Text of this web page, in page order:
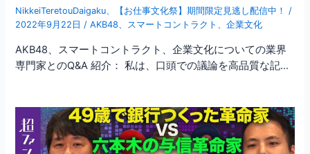
NikkeiTeretouDaigaku、 【お仕事文化祭】期間限定見逃し配信中！ /
2022年9月22日 /AKB48、 スマートコントラクト 、企業文化
AKB48、スマートコントラクト、企業文化についての業界
専門家とのQ&A 紹介： 私は、口頭での議論を高品質な記…